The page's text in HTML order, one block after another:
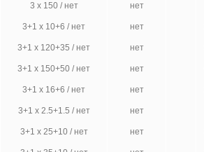
3 х 150 / нет нет
3+1 х 10+6 / нет нет
3+1 х 120+35 / нет нет
3+1 х 150+50 / нет нет
3+1 х 16+6 / нет нет
3+1 х 2.5+1.5 / нет нет
3+1 х 25+10 / нет нет